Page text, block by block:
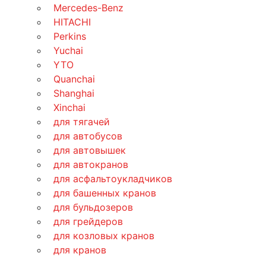
Mercedes-Benz
HITACHI
Perkins
Yuchai
YTO
Quanchai
Shanghai
Xinchai
для тягачей
для автобусов
для автовышек
для автокранов
для асфальтоукладчиков
для башенных кранов
для бульдозеров
для грейдеров
для козловых кранов
для кранов